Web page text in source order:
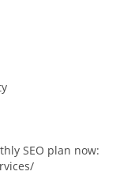
SEO plan now: